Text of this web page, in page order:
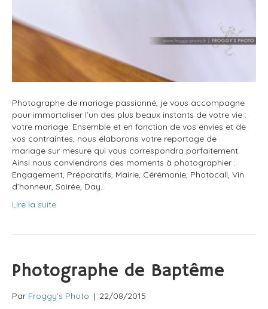
Photographe de mariage passionné, je vous accompagne
pour immortaliser l’un des plus beaux instants de votre vie :
votre mariage. Ensemble et en fonction de vos envies et de
vos contraintes, nous élaborons votre reportage de
mariage sur mesure qui vous correspondra parfaitement.
Ainsi nous conviendrons des moments à photographier :
Engagement, Préparatifs, Mairie, Cérémonie, Photocall, Vin
d’honneur, Soirée, Day…
Lire la suite
Photographe de Baptême
Par Froggy's Photo | 22/08/2015